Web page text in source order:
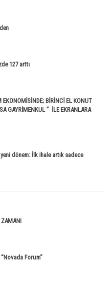
127 arttı
BİRİNCİ EL KONUT
GAYRİMENKUL ” İLE EKRANLARA
dönem: İlk ihale artık sadece
ZAMANI
“Novada Forum”